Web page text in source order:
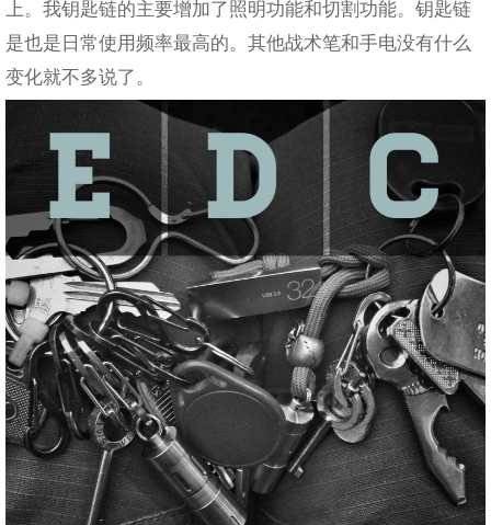
上。我钥匙链的主要增加了照明功能和切割功能。钥匙链
是也是日常使用频率最高的。其他战术笔和手电没有什么
变化就不多说了。